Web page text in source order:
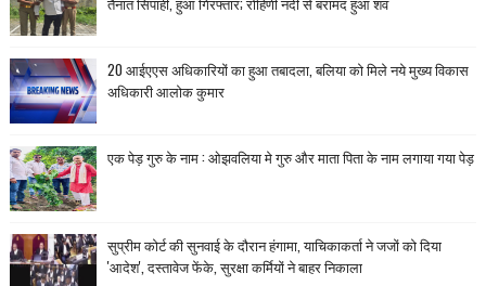
20 आईएएस अधिकारियों का हुआ तबादला, बलिया को मिले नये मुख्य विकास
अधिकारी आलोक कुमार
एक पेड़ गुरु के नाम : ओझवलिया मे गुरु और माता पिता के नाम लगाया गया पेड़
सुप्रीम कोर्ट की सुनवाई के दौरान हंगामा, याचिकाकर्ता ने जजों को दिया
'आदेश', दस्तावेज फेंके, सुरक्षा कर्मियों ने बाहर निकाला